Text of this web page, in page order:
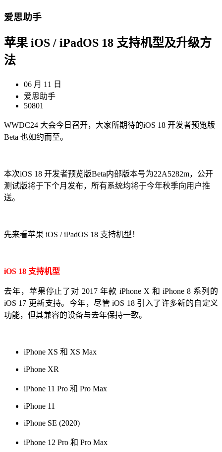
爱思助手
苹果 iOS / iPadOS 18 支持机型及升级方
法
06 月 11 日
爱思助手
50801
WWDC24 大会今日召开，大家所期待的iOS 18 开发者预览版
Beta 也如约而至。
本次iOS 18 开发者预览版Beta内部版本号为22A5282m，公开
测试版将于下个月发布，所有系统均将于今年秋季向用户推
送。
先来看苹果 iOS / iPadOS 18 支持机型！
iOS 18 支持机型
去年，苹果停止了对 2017 年款 iPhone X 和 iPhone 8 系列的
iOS 17 更新支持。今年，尽管 iOS 18 引入了许多新的自定义
功能，但其兼容的设备与去年保持一致。
iPhone XS 和 XS Max
iPhone XR
iPhone 11 Pro 和 Pro Max
iPhone 11
iPhone SE (2020)
iPhone 12 Pro 和 Pro Max